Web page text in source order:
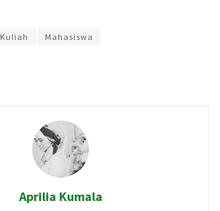
Kuliah Mahasiswa
Aprilia Kumala